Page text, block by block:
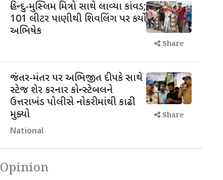
હિન્દુ-મુસ્લિમ મિત્રો સાથે લાવ્યા કાંવડ;
101 લીટર પાણીથી શિવલિંગ પર કર્યો
અભિષેક
Share
જંતર-મંતર પર અભિજીત દીપકે સાથે
સ્ટેજ શેર કરનાર કોન્સ્ટેબલને
ઉત્તરાખંડ પોલીસે નોકરીમાંથી કાઢી
મુક્યો
National
Share
Opinion